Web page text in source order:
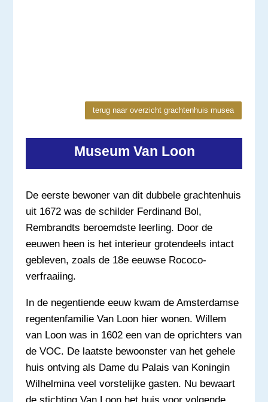
terug naar overzicht grachtenhuis musea
Museum Van Loon
De eerste bewoner van dit dubbele grachtenhuis
uit 1672 was de schilder Ferdinand Bol,
Rembrandts beroemdste leerling. Door de
eeuwen heen is het interieur grotendeels intact
gebleven, zoals de 18e eeuwse Rococo-
verfraaiing.
In de negentiende eeuw kwam de Amsterdamse
regentenfamilie Van Loon hier wonen. Willem
van Loon was in 1602 een van de oprichters van
de VOC. De laatste bewoonster van het gehele
huis ontving als Dame du Palais van Koningin
Wilhelmina veel vorstelijke gasten. Nu bewaart